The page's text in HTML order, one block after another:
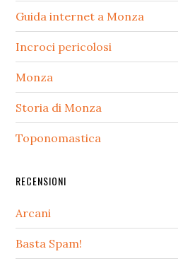
Guida internet a Monza
Incroci pericolosi
Monza
Storia di Monza
Toponomastica
RECENSIONI
Arcani
Basta Spam!